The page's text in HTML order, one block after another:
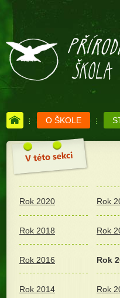
O ŠKOLE
Rok 2020 Rok
Rok 2018 Rok
Rok 2016 Rok
Rok 2014 Rok